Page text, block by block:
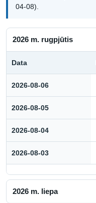
04-08).
2026 m. rugpjūtis
Data
2026-08-06
2026-08-05
2026-08-04
2026-08-03
2026 m. liepa